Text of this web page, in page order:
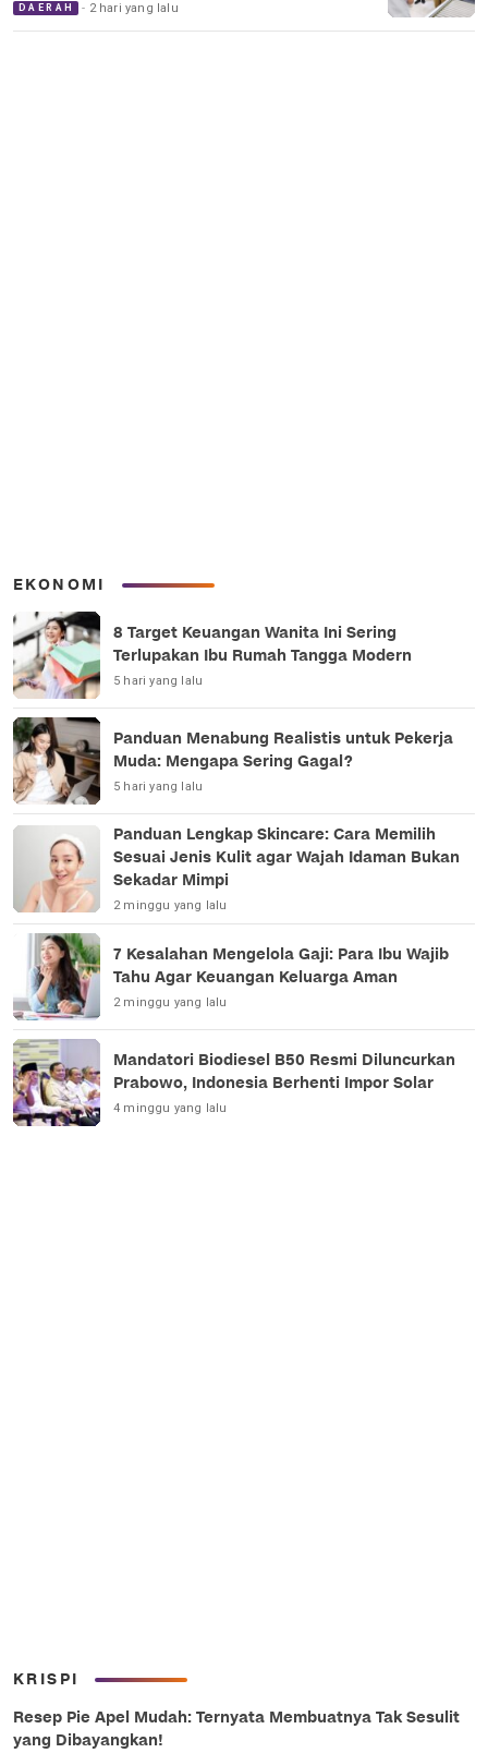
DAERAH 2 hari yang lalu
EKONOMI
8 Target Keuangan Wanita Ini Sering
Terlupakan Ibu Rumah Tangga Modern
5 hari yang lalu
Panduan Menabung Realistis untuk Pekerja
Muda: Mengapa Sering Gagal?
5 hari yang lalu
Panduan Lengkap Skincare: Cara Memilih
Sesuai Jenis Kulit agar Wajah Idaman Bukan
Sekadar Mimpi
2 minggu yang lalu
7 Kesalahan Mengelola Gaji: Para Ibu Wajib
Tahu Agar Keuangan Keluarga Aman
2 minggu yang lalu
Mandatori Biodiesel B50 Resmi Diluncurkan
Prabowo, Indonesia Berhenti Impor Solar
4 minggu yang lalu
KRISPI
Resep Pie Apel Mudah: Ternyata Membuatnya Tak Sesulit
yang Dibayangkan!